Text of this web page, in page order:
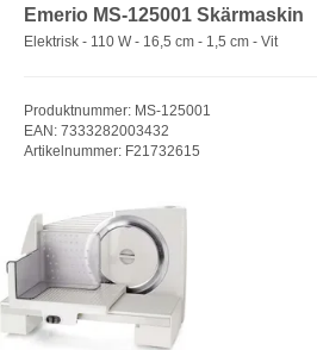
Emerio MS-125001 Skärmaskin
Elektrisk - 110 W - 16,5 cm - 1,5 cm - Vit
Produktnummer: MS-125001
EAN: 7333282003432
Artikelnummer: F21732615